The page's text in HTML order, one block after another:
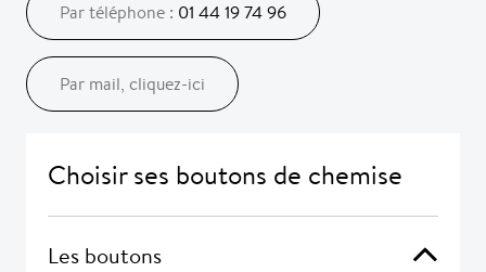
Par téléphone : 01 44 19 74 96
Par mail, cliquez-ici
Choisir ses boutons de chemise
Les boutons